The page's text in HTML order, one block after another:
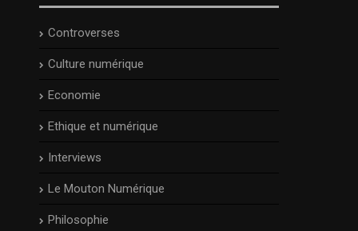
Controverses
Culture numérique
Economie
Ethique et numérique
Interviews
Le Mouton Numérique
Philosophie